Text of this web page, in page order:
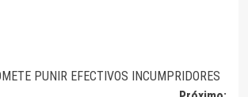
PUNIR EFECTIVOS INCUMPRIDORES